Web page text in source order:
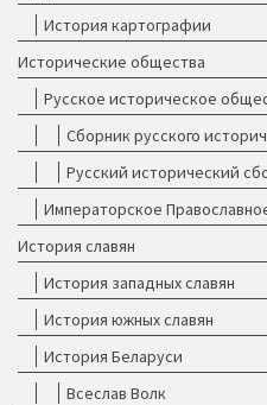
История картографии
Исторические общества
Русское историческое
Сборник русского
Русский исторический
Императорское
История славян
История западных славян
История южных славян
История Беларуси
Всеслав Волк